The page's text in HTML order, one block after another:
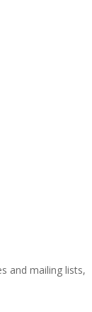
and mailing lists,